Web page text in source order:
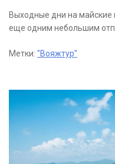
Выходные дни на майские
еще одним небольшим
Метки: "Вояжтур"